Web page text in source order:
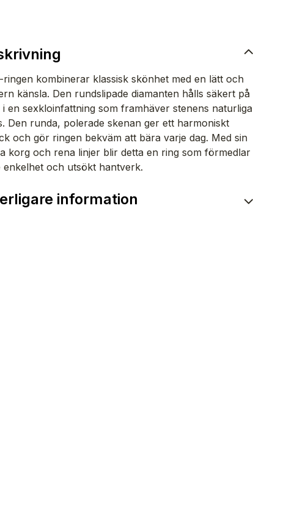
ringen kombinerar klassisk skönhet med en lätt och
känsla. Den rundslipade diamanten hålls säkert på
i en sexkloinfattning som framhäver stenens naturliga
Den runda, polerade skenan ger ett harmoniskt
och gör ringen bekväm att bära varje dag. Med sin
korg och rena linjer blir detta en ring som förmedlar
enkelhet och utsökt hantverk.
information